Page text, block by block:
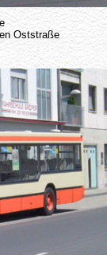
Oststraße